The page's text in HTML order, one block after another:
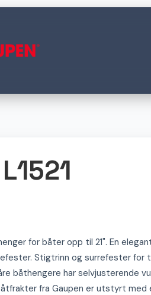
for båter opp til 21". En
Stigtrinn og surrefester for
båthengere har selvjusterende
fra Gaupen er utstyrt